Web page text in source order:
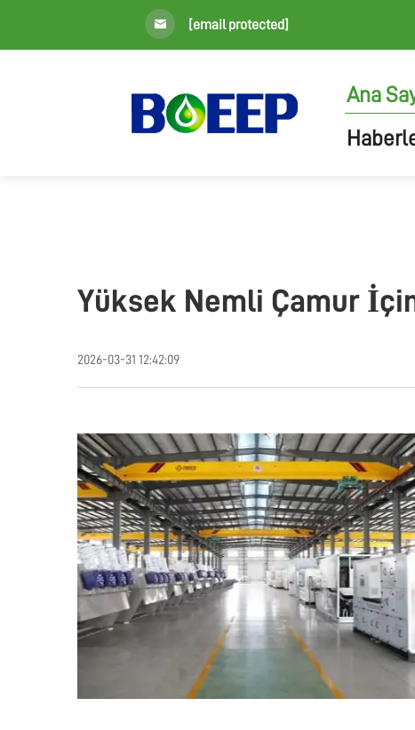
[email protected]
Ana
Yüksek Nemli Çamur
2026-03-31 12:42:09